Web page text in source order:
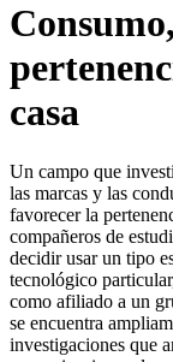
casa
Un campo que
las marcas y las
favorecer la
compañeros de
decidir usar un tipo
tecnológico
como afiliado a un
se encuentra
investigaciones que